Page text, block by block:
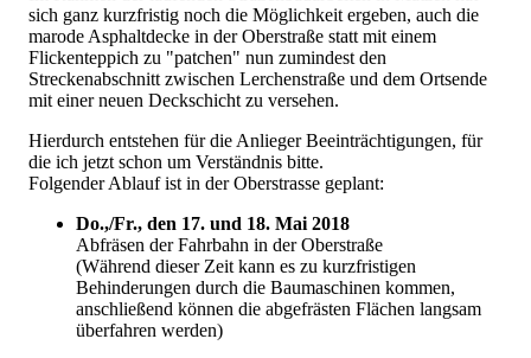
sich ganz kurzfristig noch die Möglichkeit ergeben, auch die
marode Asphaltdecke in der Oberstraße statt mit einem
Flickenteppich zu "patchen" nun zumindest den
Streckenabschnitt zwischen Lerchenstraße und dem Ortsende
mit einer neuen Deckschicht zu versehen.
Hierdurch entstehen für die Anlieger Beeinträchtigungen, für
die ich jetzt schon um Verständnis bitte.
Folgender Ablauf ist in der Oberstrasse geplant:
Do.,/Fr., den 17. und 18. Mai 2018
Abfräsen der Fahrbahn in der Oberstraße
(Während dieser Zeit kann es zu kurzfristigen
Behinderungen durch die Baumaschinen kommen,
anschließend können die abgefrästen Flächen langsam
überfahren werden)